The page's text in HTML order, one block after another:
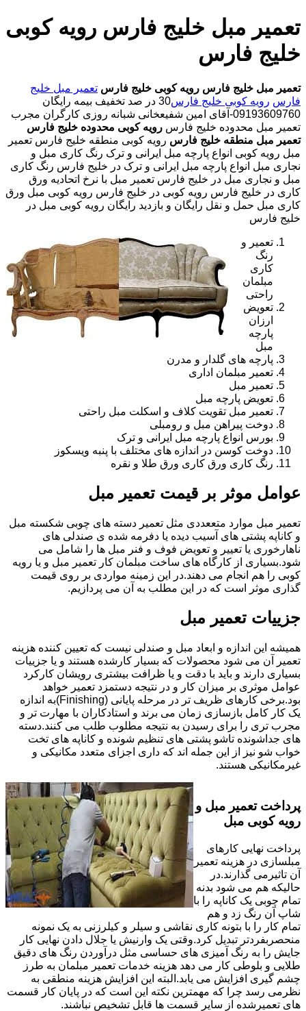
تعمیر مبل خلیج فارس رویه کوبی
خلیج فارس
تعمیر مبل خلیج فارس رویه کوبی خلیج فارس تعمیر مبل خلیج
فارس رویه کوبی خلیج فارس
30 در صد تخفیف بیمه رایگان
09193609760-آقای امین شفیعخانی شبانه روزی کارگران مجرب
تعمیر مبل محدوده خلیج فارس رویه کوبی محدوده خلیج فارس
تعمیر مبل منطقه خلیج فارس رویه کوبی منطقه خلیج فارس تعمیر
مبل رویه کوبی انواع پارچه مبل ایرانی و ترک رنگ کاری مبل و
نجاری مبل انواع پارچه مبل ایرانی و ترک در خلیج فارس رنگ کاری
مبل و نجاری مبل در خلیج فارس تعمیر مبل با نرخ اتحادیه ورق
کاری در خلیج فارس رویه کوبی در خلیج فارس رویه کوبی مبل ورق
کاری مبل حمل و نقل رایگان و بازدید رایگان رویه کوبی مبل در
خلیج فارس
تعمیر و
رنگ
کاری
مبلمان
راحتی
تعویض
ارزان
پارچه
مبل
پارچه های گلدار و مدرن
تعمیر مبلمان اداری
تعمیر مبل
تعویض پارچه مبل
تعمیر مبل تقویت کلاف و اسکلت مبل راحتی
دوخت پیراهن مبل و رومبلی
بورس انواع پارچه مبل ایرانی و ترک
دوخت کوسن در اندازه های مختلف با پنبه ویسکوز
رنگ کاری ورق کاری ورق طلا و نقره
عوامل موثر بر قیمت تعمیر مبل
تعمیر مبل موارد متععددی مثل تعمیر دسته های چوبی شکسته مبل
و کاناپه پشتی های آسیب دیده یا دفرمه شده ی صندلی های
ناهارخوری یا تعییر و تعویض فوف و فنر مبل ها را شامل می
شود.بسیاری از کارگاه های ساخت مبلمان کار تعمیر مبل و یا رویه
کوبی را هم انجام می دهند.در این زمینه مواردی بر روی قیمت
گذاری موثر است که در این مطلب به آن می پردازیم.
جزییات تعمیر مبل
همیشه این اندازه و ابعاد مبل و صندلی نیست که تعیین کننده هزینه
تعمیر آن می شود محصولات که بسیار کارشده هستند و یا جزییات
بسیاری دارند و باید با دقت و یا ظرافت بیشتری رویشان کارکرد
عوامل موثری بر میزان کار و در نتیجه دستمزد تعمیر خواهد
بود.برخی کارهای ظریف تر در مرحله پایانی (Finishing)به اندازه
یک کار کامل بازسازی زمان می برند و استادکاران با مهارت تر و
مجرب تری را برای رسیدن به نتیجه مطلوب طلب می کنند.دسته
های جداشونده تاشو پشتی های تنظیم شونده و کاناپه های تخت
خواب شو نیز از این جمله اند که داری اجزای متعدد مکانیکی و
غیرمکانیکی هستند.
پرداخت تعمیر مبل و
رویه کوبی مبل
پرداخت نهایی کارهای
مبلسازی در هزینه تعمیر
آن تاثیرمی گذارند.در
حالیکه هم می شود بدنه
تمام چوبی یک کاناپه را با
شاپ آن رنگ زد و هم
تمام کار را با بتونه کاری نقاشی و سیلر و کیلرزنی به یک نمونه
منحصربفردتر تبدیل کرد.وقتی یک وارنیش یا جلال دادن نهایی کار
جایش را به رنگ آمیزی های حساسی مثل درآوردن رنگ های دقیق
طلایی و بلوطی کار می دهد هزینه خدمات تعمیر مبلمان به طرز
چشم گیری افزایش می یابد.البته این افزایش هزینه منطقی به
نظرمی رسد چرا که مهمترین نکته این است که در پایان کار قسمت
های تعمیرشده از سایر قسمت ها قابل تشخیص نباشند.